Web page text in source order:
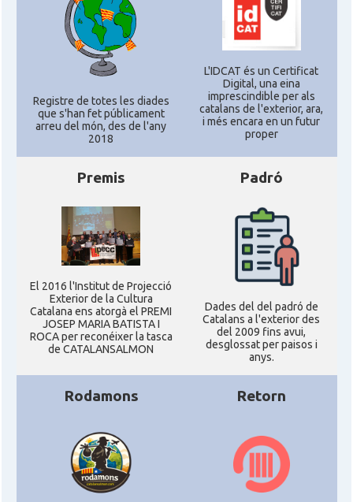
Casal Casal Català del Nord de Califòrnia
Casal dels Països Catalans a
Califòrnia
Casal Catalan Institute of America
Casal Fundació Paulí Bellet
Casal
North American Catalan Society
Acció ACCIÓ a Austin
Acció Acció a New York
Acció ACCIÓ a Silicon Valley
Acció Acció a Washington DC
Acció ACCIÓ Miami
Delegació del Govern als Estats
Registre de totes les diades
que s'han fet públicament
arreu del món, des de l'any
2018
L'IDCAT és un Certificat
Digital, una eina
imprescindible per als
catalans de l'exterior, ara,
i més encara en un futur
proper
Premis
El 2016 l'Institut de Projecció
Exterior de la Cultura
Catalana ens atorgà el PREMI
JOSEP MARIA BATISTA I
ROCA per reconéixer la tasca
de CATALANSALMON
Padró
Dades del del padró de
Catalans a l'exterior des
del 2009 fins avui,
desglossat per paisos i
anys.
Rodamons Retorn